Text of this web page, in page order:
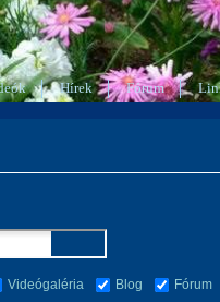
Hírek Fórum
Videógaléria Blog Fórum